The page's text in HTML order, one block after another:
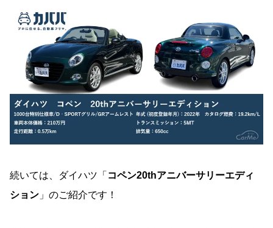
続いては、ダイハツ「 コペン20thアニバーサリーエディ
ション 」のご紹介です！